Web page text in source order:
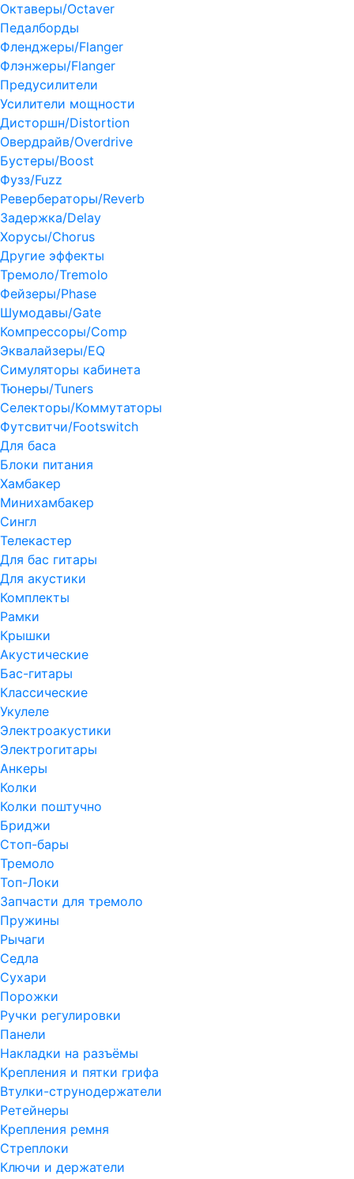
Октаверы/Octaver
Педалборды
Фленджеры/Flanger
Флэнжеры/Flanger
Предусилители
Усилители мощности
Дисторшн/Distortion
Овердрайв/Overdrive
Бустеры/Boost
Фузз/Fuzz
Ревербераторы/Reverb
Задержка/Delay
Хорусы/Chorus
Другие эффекты
Тремоло/Tremolo
Фейзеры/Phase
Шумодавы/Gate
Компрессоры/Comp
Эквалайзеры/EQ
Симуляторы кабинета
Тюнеры/Tuners
Селекторы/Коммутаторы
Футсвитчи/Footswitch
Для баса
Блоки питания
Хамбакер
Минихамбакер
Сингл
Телекастер
Для бас гитары
Для акустики
Комплекты
Рамки
Крышки
Акустические
Бас-гитары
Классические
Укулеле
Электроакустики
Электрогитары
Анкеры
Колки
Колки поштучно
Бриджи
Стоп-бары
Тремоло
Топ-Локи
Запчасти для тремоло
Пружины
Рычаги
Седла
Сухари
Порожки
Ручки регулировки
Панели
Накладки на разъёмы
Крепления и пятки грифа
Втулки-струнодержатели
Ретейнеры
Крепления ремня
Стреплоки
Ключи и держатели